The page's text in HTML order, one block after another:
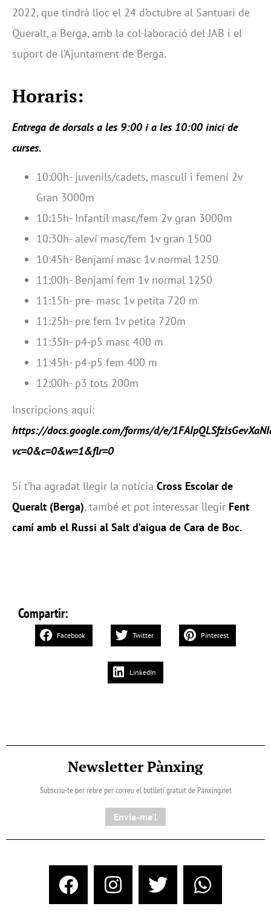
2022, que tindrà lloc el 24 d’octubre al Santuari de
Queralt, a Berga, amb la col·laboració del JAB i el
suport de l’Ajuntament de Berga.
Horaris:
Entrega de dorsals a les 9:00 i a les 10:00 inici de
curses.
10:00h- juvenils/cadets, masculí i femení 2v
Gran 3000m
10:15h- Infantil masc/fem 2v gran 3000m
10:30h- aleví masc/fem 1v gran 1500
10:45h- Benjamí masc 1v normal 1250
11:00h- Benjamí fem 1v normal 1250
11:15h- pre- masc 1v petita 720 m
11:25h- pre fem 1v petita 720m
11:35h- p4-p5 masc 400 m
11:45h- p4-p5 fem 400 m
12:00h- p3 tots 200m
Inscripcions aquí:
https://docs.google.com/forms/d/e/
vc=0&c=0&w=1&flr=0
Si t’ha agradat llegir la notícia Cross Escolar de
Queralt (Berga), també et pot interessar llegir Fent
camí amb el Russi al Salt d’aigua de Cara de Boc.
Compartir:
Facebook Twitter Pinterest
LinkedIn
Newsletter Pànxing
Subscriu-te per rebre per correu el butlletí gratuït de Pànxing.net​
Envia-me'l